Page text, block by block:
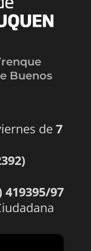
Buenos
de7
419395/97